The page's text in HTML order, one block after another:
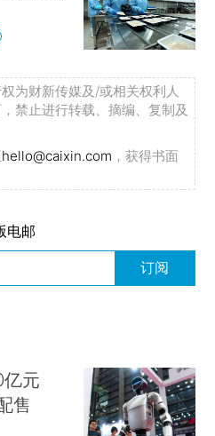
为财新传媒及/或相关权利人
禁止进行转载、摘编、复制及
hello@caixin.com ，获得书面
电邮
订阅
元
售